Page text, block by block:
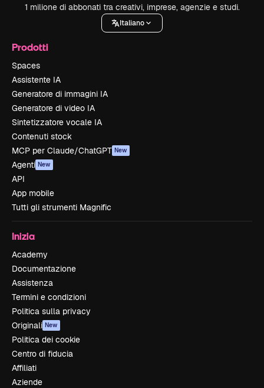
1 milione di abbonati tra creativi, imprese, agenzie e studi.
Italiano
Prodotti
Spaces
Assistente IA
Generatore di immagini IA
Generatore di video IA
Sintetizzatore vocale IA
Contenuti stock
MCP per Claude/ChatGPT New
Agenti New
API
App mobile
Tutti gli strumenti Magnific
Inizia
Academy
Documentazione
Assistenza
Termini e condizioni
Politica sulla privacy
Originali New
Politica dei cookie
Centro di fiducia
Affiliati
Aziende